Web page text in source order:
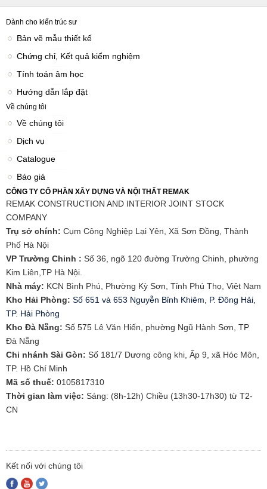
Dành cho kiến trúc sư
Bản vẽ mẫu thiết kế
Chứng chỉ, Kết quả kiểm nghiệm
Tính toán âm học
Hướng dẫn lắp đặt
Về chúng tôi
Về chúng tôi
Dịch vụ
Catalogue
Báo giá
CÔNG TY CỔ PHẦN XÂY DỰNG VÀ NỘI THẤT REMAK
REMAK CONSTRUCTION AND INTERIOR JOINT STOCK
COMPANY
Trụ sở chính: Cụm Công Nghiệp Lại Yên, Xã Sơn Đồng, Thành
Phố Hà Nội
VP Trường Chinh : Số 36, ngõ 120 đường Trường Chinh, phường
Kim Liên,TP Hà Nội.
Nhà máy: KCN Bình Phú, Phường Kỳ Sơn, Tỉnh Phú Thọ, Việt Nam
Kho Hải Phòng: Số 651 và 653 Nguyễn Bỉnh Khiêm, P. Đông Hải,
TP. Hải Phòng
​Kho Đà Nẵng: Số 575 Lê Văn Hiến, phường Ngũ Hành Sơn, TP
Đà Nẵng
Chi nhánh Sài Gòn: Số 181/7 Dương công khi, Ấp 9, xã Hóc Môn,
TP. Hồ Chí Minh
Mã số thuế: 0105817310​
Thời gian làm việc: Sáng: (8h-12h) Chiều (13h30-17h30) từ T2-
CN
Kết nối với chúng tôi